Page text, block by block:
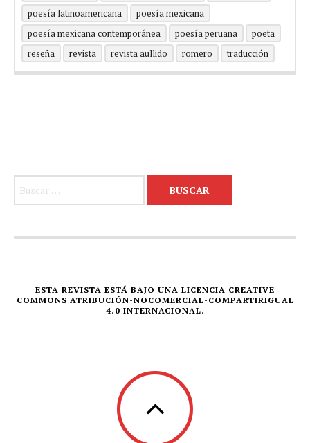
poesía latinoamericana
poesía mexicana
poesía mexicana contemporánea
poesía peruana
poeta
reseña
revista revista aullido romero traducción
ESTA REVISTA ESTÁ BAJO UNA LICENCIA CREATIVE
COMMONS ATRIBUCIÓN-NOCOMERCIAL-COMPARTIRIGUAL
4.0 INTERNACIONAL.